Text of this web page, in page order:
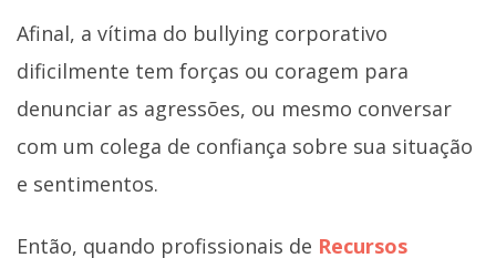
Afinal, a vítima do bullying corporativo
dificilmente tem forças ou coragem para
denunciar as agressões, ou mesmo conversar
com um colega de confiança sobre sua situação
e sentimentos.
Então, quando profissionais de Recursos